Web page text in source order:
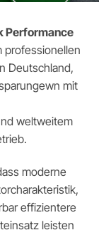
Performance
professionellen
Deutschland,
mit
weltweitem
moderne
effizientere
leisten